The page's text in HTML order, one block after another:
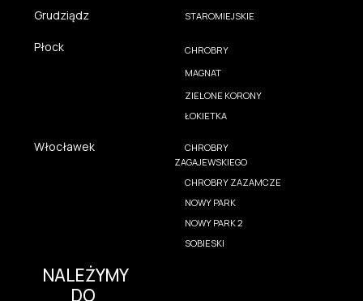
Grudziądz STAROMIEJSKIE
Płock
CHROBRY
MAGNAT
ZIELONE KORONY
ŁOKIETKA
Włocławek
CHROBRY
ZAGAJEWSKIEGO
CHROBRY ZAZAMCZE
NOWY PARK
NOWY PARK 2
SOBIESKI
NALEŻYMY
DO